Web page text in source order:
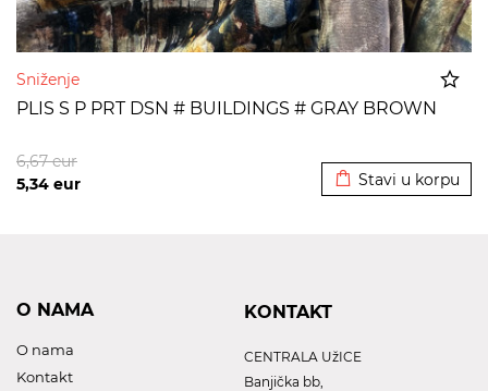
Sniženje
PLIS S P PRT DSN # BUILDINGS # GRAY BROWN
5,34 eur
6,67eur
Stavi u korpu
O NAMA
O nama
Kontakt
KONTAKT
CENTRALA UžICE
Banjička bb,